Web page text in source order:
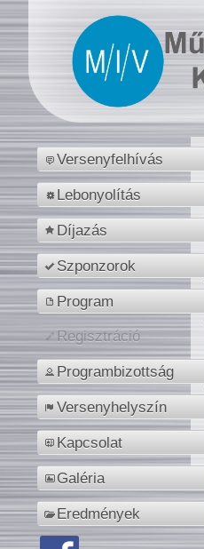
Versenyfelhívás
Lebonyolítás
Díjazás
Szponzorok
Program
Regisztráció
Programbizottság
Versenyhelyszín
Kapcsolat
Galéria
Eredmények